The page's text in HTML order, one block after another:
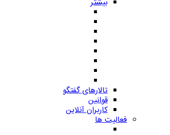
تالارهای گفتگو
قوانین
کاربران آنلاین
فعالیت ها